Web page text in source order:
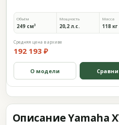
Объём
249 см³
Мощность
20,2 л.с.
Масса
118 кг
Средняя цена в архиве
192 193 ₽
О модели
Описание Yamaha